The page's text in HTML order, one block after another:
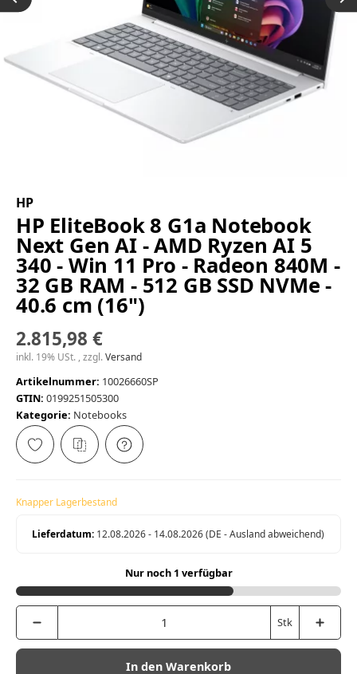
HP
HP EliteBook 8 G1a Notebook
Next Gen AI - AMD Ryzen AI 5
340 - Win 11 Pro - Radeon 840M -
32 GB RAM - 512 GB SSD NVMe -
40.6 cm (16")
2.815,98 €
inkl. 19% USt. , zzgl.Versand
Artikelnummer: 10026660SP
GTIN: 0199251505300
Kategorie: Notebooks
Knapper Lagerbestand
Lieferdatum: 12.08.2026 - 14.08.2026(DE - Ausland abweichend)
Nur noch 1 verfügbar
Stk
In den Warenkorb